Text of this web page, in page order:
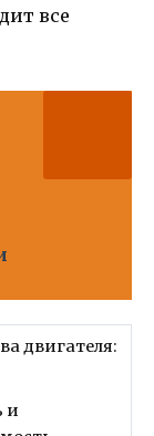
все
двигателя:
и